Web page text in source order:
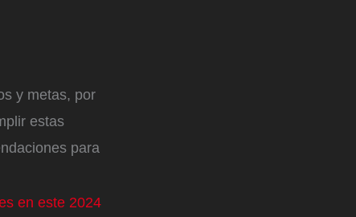
y metas, por
estas
para
en este 2024